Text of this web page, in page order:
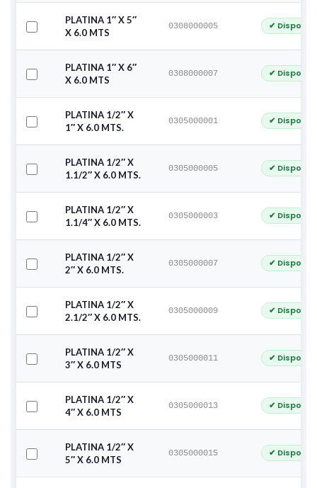
PLATINA 1″ X 5″
X 6.0 MTS
0308000005 ✔
PLATINA 1″ X 6″
X 6.0 MTS
0308000007 ✔
PLATINA 1/2″ X
1″ X 6.0 MTS.
0305000001 ✔
PLATINA 1/2″ X
1.1/2″ X 6.0 MTS.
0305000005 ✔
PLATINA 1/2″ X
1.1/4″ X 6.0 MTS.
0305000003 ✔
PLATINA 1/2″ X
2″ X 6.0 MTS.
0305000007 ✔
PLATINA 1/2″ X
2.1/2″ X 6.0 MTS.
0305000009 ✔
PLATINA 1/2″ X
3″ X 6.0 MTS
0305000011 ✔
PLATINA 1/2″ X
4″ X 6.0 MTS
0305000013 ✔
PLATINA 1/2″ X
5″ X 6.0 MTS
0305000015 ✔